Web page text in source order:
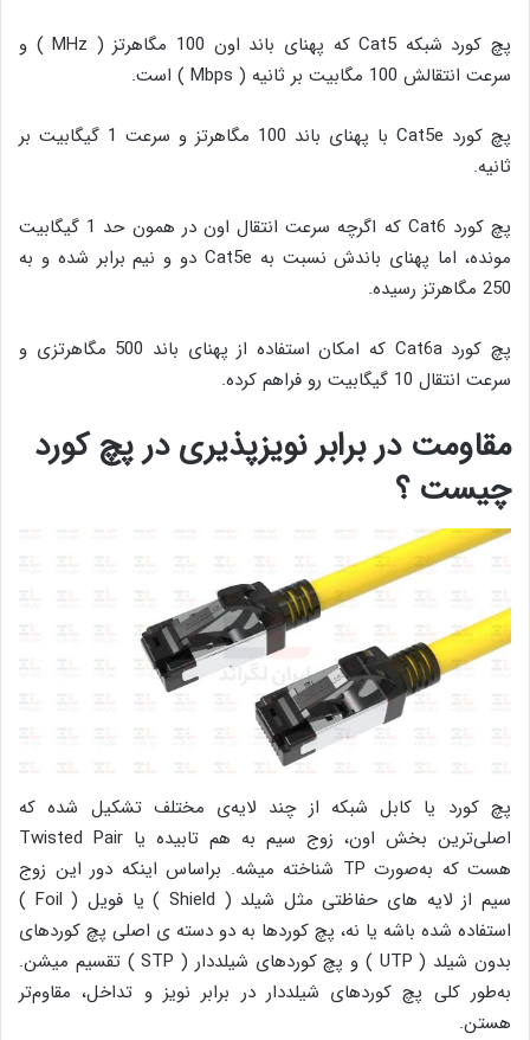
پچ کورد شبکه Cat5 که پهنای باند اون 100 مگاهرتز ( MHz ) و
سرعت انتقالش 100 مگابیت بر ثانیه ( Mbps ) است.
پچ کورد Cat5e با پهنای باند 100 مگاهرتز و سرعت 1 گیگابیت بر
ثانیه.
پچ کورد Cat6 که اگرچه سرعت انتقال اون در همون حد 1 گیگابیت
مونده، اما پهنای باندش نسبت به Cat5e دو و نیم برابر شده و به
250 مگاهرتز رسیده.
پچ کورد Cat6a که امکان استفاده از پهنای باند 500 مگاهرتزی و
سرعت انتقال 10 گیگابیت رو فراهم کرده.
مقاومت در برابر نویزپذیری در پچ کورد
چیست ؟
پچ کورد یا کابل شبکه از چند لایه‌ی مختلف تشکیل شده که
اصلی‌ترین بخش اون، زوج سیم به هم تابیده یا Twisted Pair
هست که به‌صورت TP شناخته میشه. براساس اینکه دور این زوج
سیم از لایه های حفاظتی مثل شیلد ( Shield ) یا فویل ( Foil )
استفاده شده باشه یا نه، پچ کوردها به دو دسته ی اصلی پچ کوردهای
بدون شیلد ( UTP ) و پچ کوردهای شیلددار ( STP ) تقسیم میشن.
به‌طور کلی پچ کوردهای شیلددار در برابر نویز و تداخل، مقاوم‌تر
هستن.